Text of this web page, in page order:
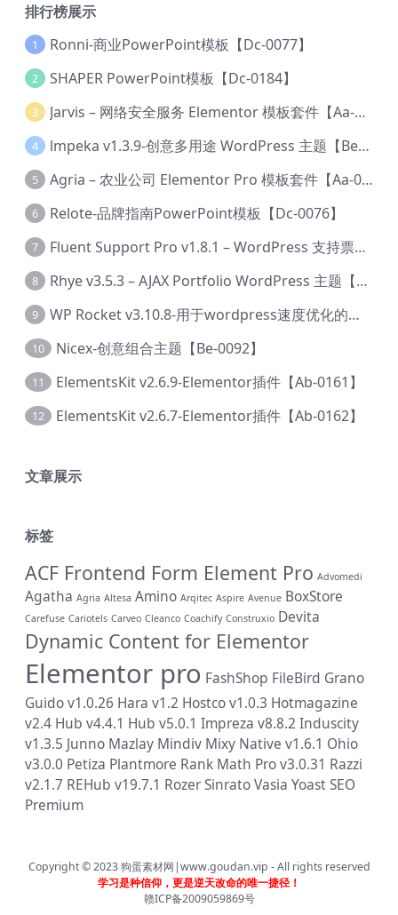
排行榜展示
1 Ronni-商业PowerPoint模板【Dc-0077】
2 SHAPER PowerPoint模板【Dc-0184】
3 Jarvis – 网络安全服务 Elementor 模板套件【Aa-0035】
4 lmpeka v1.3.9-创意多用途 WordPress 主题【Be-0064】
5 Agria – 农业公司 Elementor Pro 模板套件【Aa-0003】
6 Relote-品牌指南PowerPoint模板【Dc-0076】
7 Fluent Support Pro v1.8.1 – WordPress 支持票务系统【Cc-0041】
8 Rhye v3.5.3 – AJAX Portfolio WordPress 主题【Bi-0049】
9 WP Rocket v3.10.8-用于wordpress速度优化的缓存加速插件【Cd-0019】
10 Nicex-创意组合主题【Be-0092】
11 ElementsKit v2.6.9-Elementor插件【Ab-0161】
12 ElementsKit v2.6.7-Elementor插件【Ab-0162】
文章展示
标签
ACF Frontend Form Element Pro Advomedi
Agatha Agria Altesa Amino Arqitec Aspire Avenue BoxStore
Carefuse Cariotels Carveo Cleanco Coachify Construxio Devita
Dynamic Content for Elementor
Elementor pro FashShop FileBird Grano
Guido v1.0.26 Hara v1.2 Hostco v1.0.3 Hotmagazine
v2.4 Hub v4.4.1 Hub v5.0.1 Impreza v8.8.2 Induscity
v1.3.5 Junno Mazlay Mindiv Mixy Native v1.6.1 Ohio
v3.0.0 Petiza Plantmore Rank Math Pro v3.0.31 Razzi
v2.1.7 REHub v19.7.1 RozerSinratoVasia Yoast SEO
Premium
Copyright © 2023狗蛋素材网|www.goudan.vip - All rights reserved
学习是种信仰，更是逆天改命的唯一捷径！
赣ICP备2009059869号